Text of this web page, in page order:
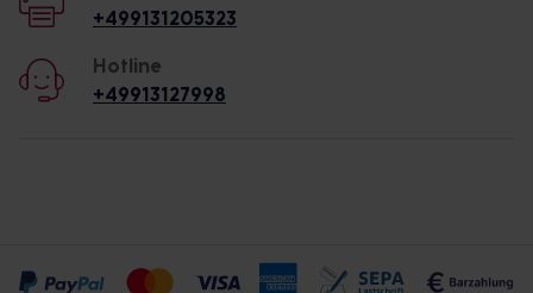
+499131205323
Hotline
+49913127998